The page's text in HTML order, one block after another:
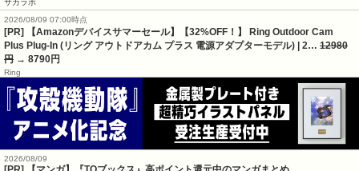
サカラボ
2026/08/09 07:00時点
[PR] 【Amazonデバイスサマーセール】【32%OFF！】 Ring Outdoor Cam
Plus Plug-In (リング アウトドアカム プラス 電源アダプターモデル) | 2… 12980
円 → 8790円
Ring
2026/08/09